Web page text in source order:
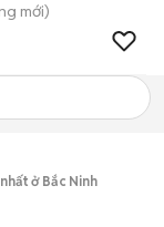
mới)
ở Bắc Ninh